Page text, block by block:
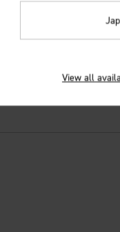
View all